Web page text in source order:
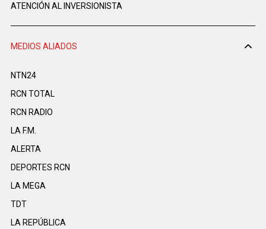
ATENCIÓN AL INVERSIONISTA
MEDIOS ALIADOS
NTN24
RCN TOTAL
RCN RADIO
LA F.M.
ALERTA
DEPORTES RCN
LA MEGA
TDT
LA REPÚBLICA